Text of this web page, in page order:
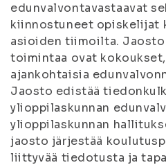
edunvalvontavastaavat
kiinnostuneet
asioiden tiimoilta.
toimintaa ovat
ajankohtaisia
Jaosto edistää
ylioppilaskunnan
ylioppilaskunnan
jaosto järjestää
liittyvää tiedotusta ja